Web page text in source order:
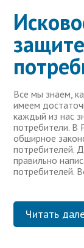
Все мы знаем,
имеем
каждый из нас
потребители. В
обширное
потребителей.
правильно
потребителей.
Читать